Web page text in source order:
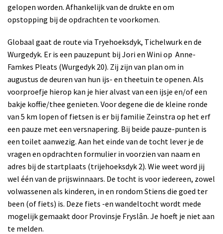
gelopen worden. Afhankelijk van de drukte en om
opstopping bij de opdrachten te voorkomen.
Globaal gaat de route via Tryehoeksdyk, Tichelwurk en de
Wurgedyk. Er is een pauzepunt bij Jori en Wini op Anne-
Famkes Pleats (Wurgedyk 20). Zij zijn van plan om in
augustus de deuren van hun ijs- en theetuin te openen. Als
voorproefje hierop kan je hier alvast van een ijsje en/of een
bakje koffie/thee genieten. Voor degene die de kleine ronde
van 5 km lopen of fietsen is er bij familie Zeinstra op het erf
een pauze met een versnapering. Bij beide pauze-punten is
een toilet aanwezig. Aan het einde van de tocht lever je de
vragen en opdrachten formulier in voorzien van naam en
adres bij de startplaats (trijehoeksdyk 2). Wie weet word jij
wel één van de prijswinnaars. De tocht is voor iedereen, zowel
volwassenen als kinderen, in en rondom Stiens die goed ter
been (of fiets) is. Deze fiets -en wandeltocht wordt mede
mogelijk gemaakt door Provinsje Fryslân. Je hoeft je niet aan
te melden.